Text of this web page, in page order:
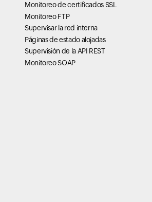
Monitoreo de certificados SSL
Monitoreo FTP
Supervisar la red interna
Páginas de estado alojadas
Supervisión de la API REST
Monitoreo SOAP